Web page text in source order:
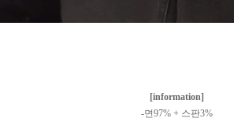
[information]
-면97% + 스판3%